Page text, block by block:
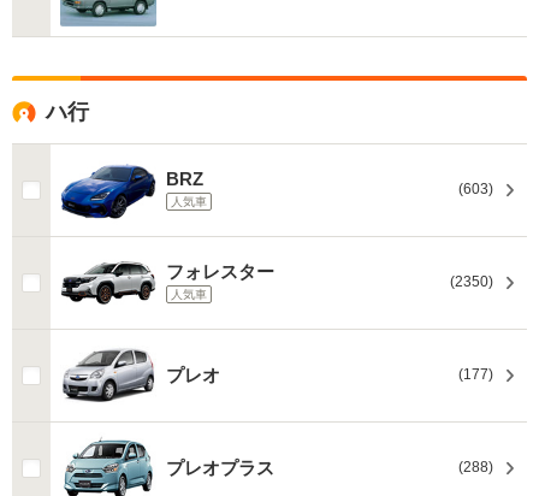
ハ行
BRZ
人気車
(603)
フォレスター
人気車
(2350)
プレオ (177)
プレオプラス (288)